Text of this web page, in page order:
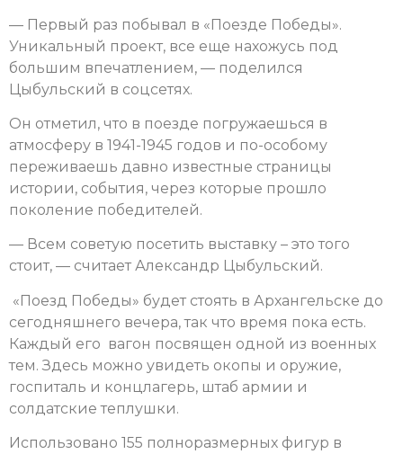
— Первый раз побывал в «Поезде Победы».
Уникальный проект, все еще нахожусь под
большим впечатлением, — поделился
Цыбульский в соцсетях.
Он отметил, что в поезде погружаешься в
атмосферу в 1941-1945 годов и по-особому
переживаешь давно известные страницы
истории, события, через которые прошло
поколение победителей.
— Всем советую посетить выставку – это того
стоит, — считает Александр Цыбульский.
«Поезд Победы» будет стоять в Архангельске до
сегодняшнего вечера, так что время пока есть.
Каждый его вагон посвящен одной из военных
тем. Здесь можно увидеть окопы и оружие,
госпиталь и концлагерь, штаб армии и
солдатские теплушки.
Использовано 155 полноразмерных фигур в